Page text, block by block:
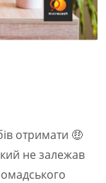
отримати 🤑
не залежав